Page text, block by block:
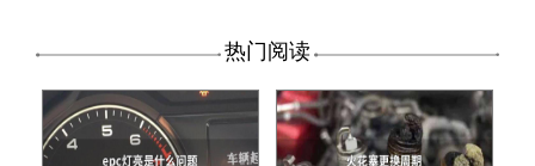
热门阅读